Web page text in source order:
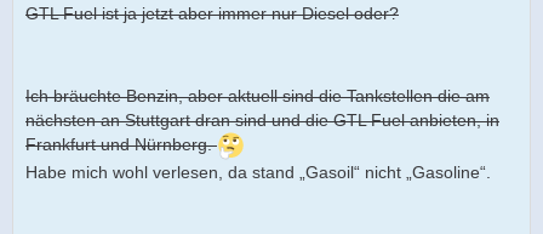
GTL Fuel ist ja jetzt aber immer nur Diesel oder?
Ich bräuchte Benzin, aber aktuell sind die Tankstellen die am
nächsten an Stuttgart dran sind und die GTL Fuel anbieten, in
Frankfurt und Nürnberg.
Habe mich wohl verlesen, da stand „Gasoil“ nicht „Gasoline“.